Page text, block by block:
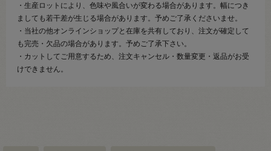
・生産ロットにより、色味や風合いが変わる場合があります。幅につき
ましても若干差が生じる場合があります。予めご了承くださいませ。
・当社の他オンラインショップと在庫を共有しており、注文が確定して
も完売・欠品の場合があります。予めご了承下さい。
・カットしてご用意するため、注文キャンセル・数量変更・返品がお受
けできません。